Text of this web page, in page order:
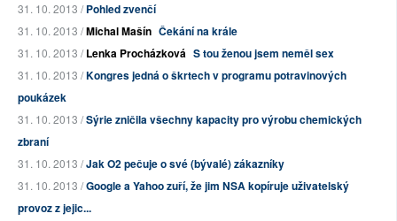
31. 10. 2013 /Pohled zvenčí
31. 10. 2013 /Michal Mašín Čekání na krále
31. 10. 2013 /Lenka Procházková S tou ženou jsem neměl sex
31. 10. 2013 /Kongres jedná o škrtech v programu potravinových
poukázek
31. 10. 2013 /Sýrie zničila všechny kapacity pro výrobu chemických
zbraní
31. 10. 2013 /Jak O2 pečuje o své (bývalé) zákazníky
31. 10. 2013 /Google a Yahoo zuří, že jim NSA kopíruje uživatelský
provoz z jejic...